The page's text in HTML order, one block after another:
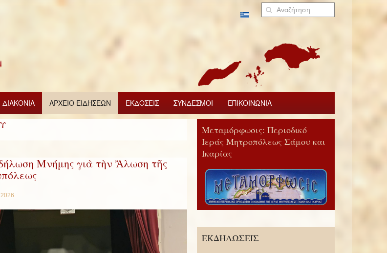
ΔΙΑΚΟΝΙΑ ΑΡΧΕΙΟ ΕΙΔΗΣΕΩΝ ΕΚΔΟΣΕΙΣ ΣΥΝΔΕΣΜΟΙ ΕΠΙΚΟΙΝΩΝΙΑ
Μνήμης γιὰ τὴν Ἄλωση τῆς
.
Μεταμόρφωσις: Περιοδικό
Ιεράς Μητροπόλεως Σάμου και
Ικαρίας
ΕΚΔΗΛΩΣΕΙΣ